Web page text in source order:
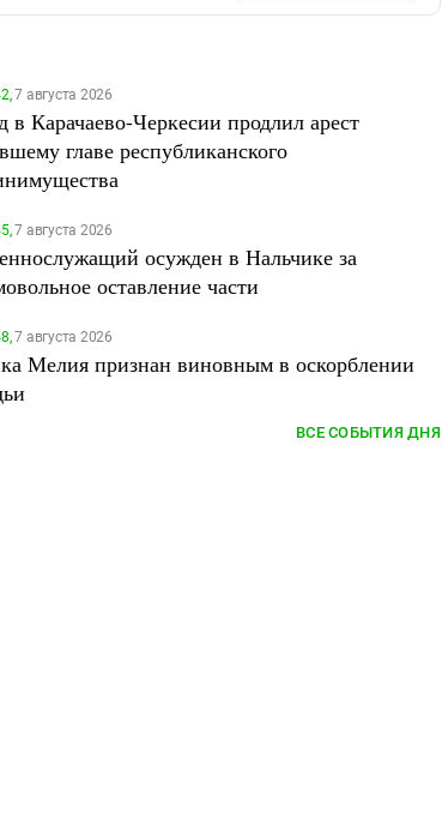
7 августа 2026
в Карачаево-Черкесии продлил арест
главе республиканского
7 августа 2026
осужден в Нальчике за
оставление части
7 августа 2026
Мелия признан виновным в оскорблении
ВСЕ СОБЫТИЯ ДНЯ